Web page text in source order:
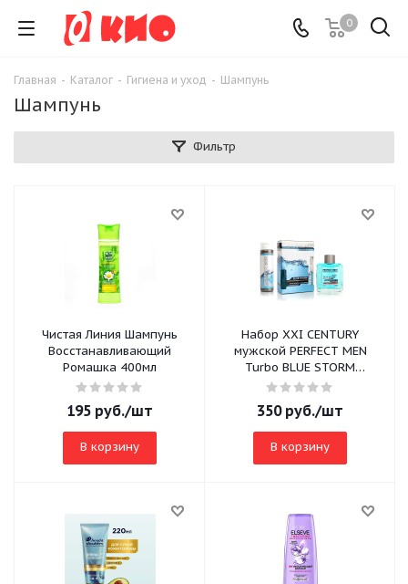
0
Главная - Каталог - Гигиена и уход - Шампунь
Шампунь
Фильтр
Чистая Линия Шампунь
Восстанавливающий
Ромашка 400мл
195 руб./шт
В корзину
Набор XXI CENTURY
мужской PERFECT MEN
Turbo BLUE STORM
(шампунь 250мл,лосьон
350руб./шт
В корзину